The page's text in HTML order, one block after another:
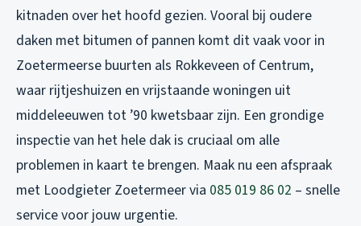
kitnaden over het hoofd gezien. Vooral bij oudere
daken met bitumen of pannen komt dit vaak voor in
Zoetermeerse buurten als Rokkeveen of Centrum,
waar rijtjeshuizen en vrijstaande woningen uit
middeleeuwen tot ’90 kwetsbaar zijn. Een grondige
inspectie van het hele dak is cruciaal om alle
problemen in kaart te brengen. Maak nu een afspraak
met Loodgieter Zoetermeer via 085 019 86 02 – snelle
service voor jouw urgentie.